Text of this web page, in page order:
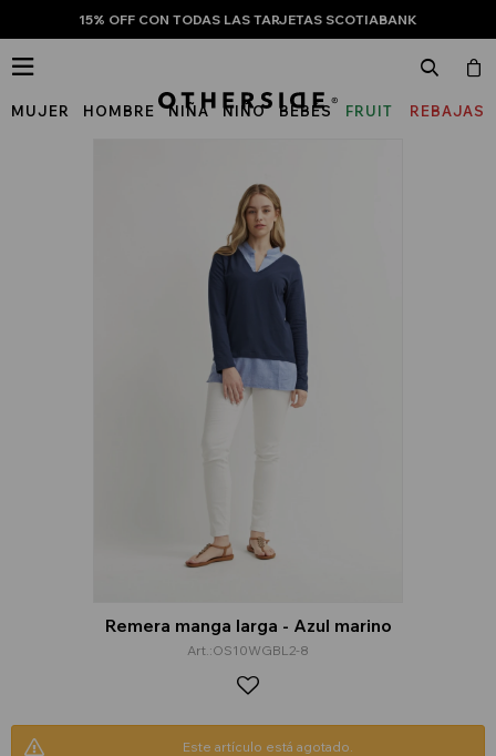
15% OFF CON TODAS LAS TARJETAS SCOTIABANK
MUJER HOMBRE NIÑA NIÑO BEBÉS
FRUIT
REBAJAS

Remera manga larga - Azul marino
OS10WGBL2-8
Este artículo está agotado.